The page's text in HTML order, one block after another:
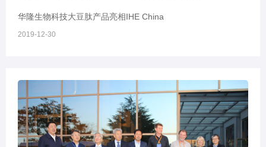
华隆生物科技大豆肽产品亮相IHE China
2019-12-30